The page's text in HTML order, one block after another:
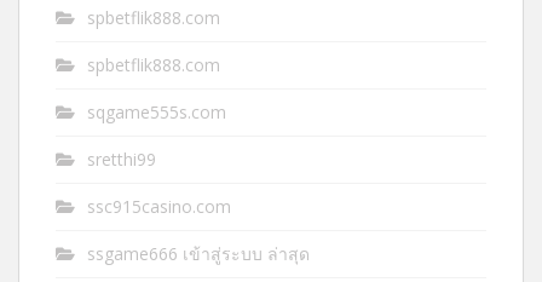
spbetflik888.com
spbetflik888.com
sqgame555s.com
sretthi99
ssc915casino.com
ssgame666 เข้าสู่ระบบ ล่าสุด